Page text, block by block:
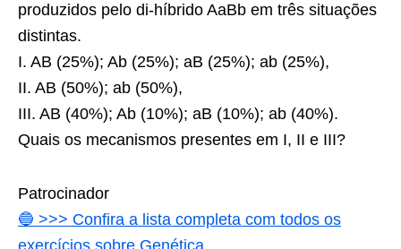
produzidos pelo di-híbrido AaBb em três situ­ações
distintas.
I. AB (25%); Ab (25%); aB (25%); ab (25%),
II. AB (50%); ab (50%),
III. AB (40%); Ab (10%); aB (10%); ab (40%).
Quais os mecanismos presentes em I, II e III?
Patrocinador
🔵 >>> Confira a lista completa com todos os
exercícios sobre Genética.